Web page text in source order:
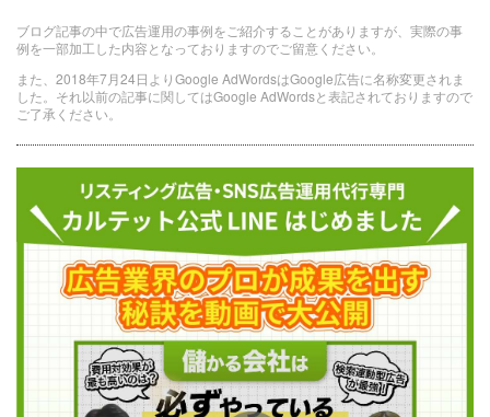
ブログ記事の中で広告運用の事例をご紹介することがありますが、実際の事
例を一部加工した内容となっておりますのでご留意ください。
また、2018年7月24日よりGoogle AdWordsはGoogle広告に名称変更されま
した。それ以前の記事に関してはGoogle AdWordsと表記されておりますので
ご了承ください。